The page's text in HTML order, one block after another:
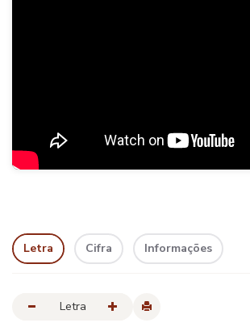
Letra Cifra Informações
Letra